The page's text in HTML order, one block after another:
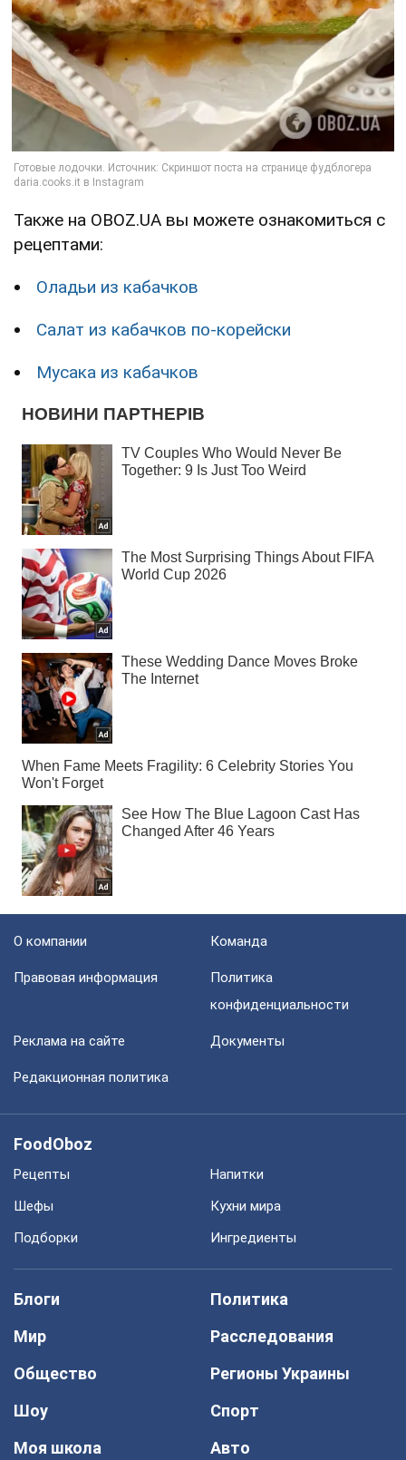
Также на OBOZ.UA вы можете ознакомиться с
рецептами:
Оладьи из кабачков
Салат из кабачков по-корейски
Мусака из кабачков
О компании Команда
Правовая информация
Политика
конфиденциальности
Реклама на сайте Документы
Редакционная политика
FoodOboz
Рецепты
Напитки
Шефы
Кухни мира
Подборки
Ингредиенты
Блоги
Политика
Мир
Расследования
Общество
Регионы Украины
Шоу
Спорт
Моя школа
Авто